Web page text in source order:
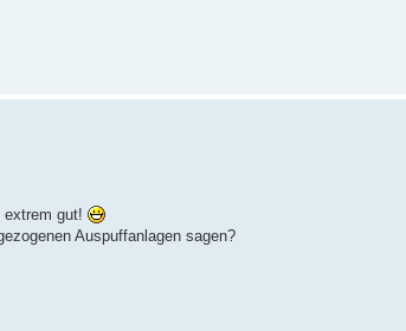
extrem gut!
Auspuffanlagen sagen?